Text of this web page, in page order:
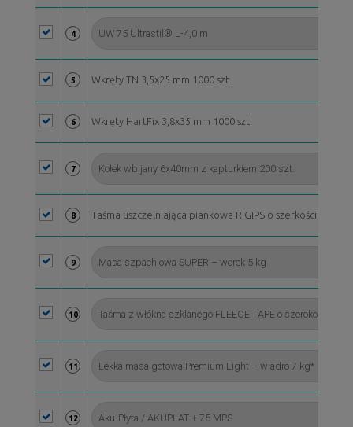
4
5 Wkręty TN 3,5x25 mm 1000 szt.
6 Wkręty HartFix 3,8x35 mm 1000 szt.
7
8 Taśma uszczelniająca piankowa RIGIPS o szerkości 70
9
10
11
12